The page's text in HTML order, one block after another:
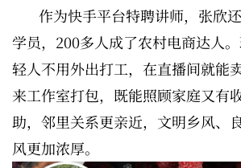
作为快手平台特聘讲师，张欣
学员，200多人成了农村电商达人
轻人不用外出打工，在直播间就能
来工作室打包，既能照顾家庭又有
助，邻里关系更亲近，文明乡风、
风更加浓厚。